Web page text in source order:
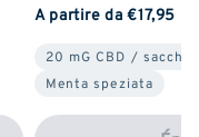
A partire da €17,95
20 mG CBD /
Menta speziata